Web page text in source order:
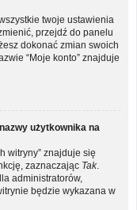
twoje ustawienia
przejdź do panelu
dokonać zmian swoich
“Moje konto” znajduje
użytkownika na
witryny” znajduje się
zaznaczając Tak.
administratorów,
będzie wykazana w